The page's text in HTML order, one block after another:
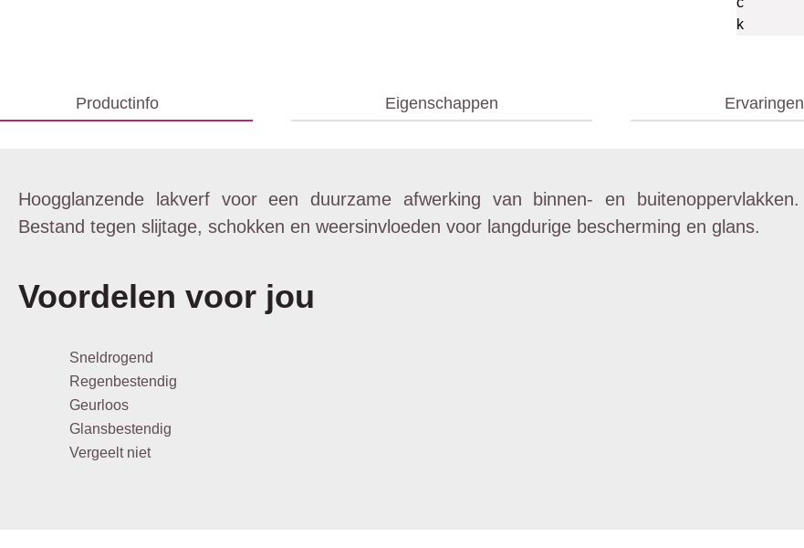
Productinfo Eigenschappen Ervaringen
Hoogglanzende lakverf voor een duurzame afwerking van binnen- en buitenoppervlakken.
Bestand tegen slijtage, schokken en weersinvloeden voor langdurige bescherming en glans.
Voordelen voor jou
Sneldrogend
Regenbestendig
Geurloos
Glansbestendig
Vergeelt niet